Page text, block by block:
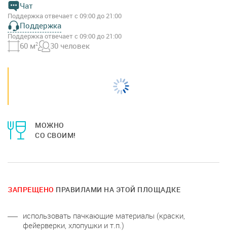
Чат
Поддержка отвечает с 09:00 до 21:00
Поддержка
Поддержка отвечает с 09:00 до 21:00
60 м2 30 человек
МОЖНО
СО СВОИМ!
ЗАПРЕЩЕНО ПРАВИЛАМИ НА ЭТОЙ ПЛОЩАДКЕ
использовать пачкающие материалы (краски,
фейерверки, хлопушки и т.п.)